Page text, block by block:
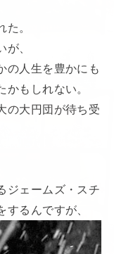
。
、
の人生を豊かにも
かもしれない。
の大円団が待ち受
ジェームズ・スチ
するんですが、